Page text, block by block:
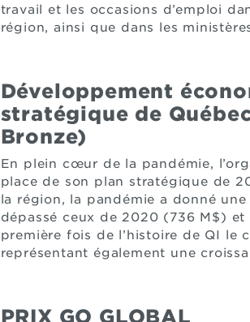
travail et les occasions d’emploi
région, ainsi que dans les
Développement
stratégique de
Bronze)
En plein cœur de la pandémie,
place de son plan stratégique de
la région, la pandémie a donné
dépassé ceux de 2020 (736 M$)
première fois de l’histoire de QI le
représentant également une
PRIX GO GLOBAL